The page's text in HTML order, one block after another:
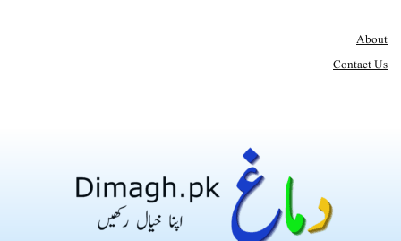
About
Contact Us